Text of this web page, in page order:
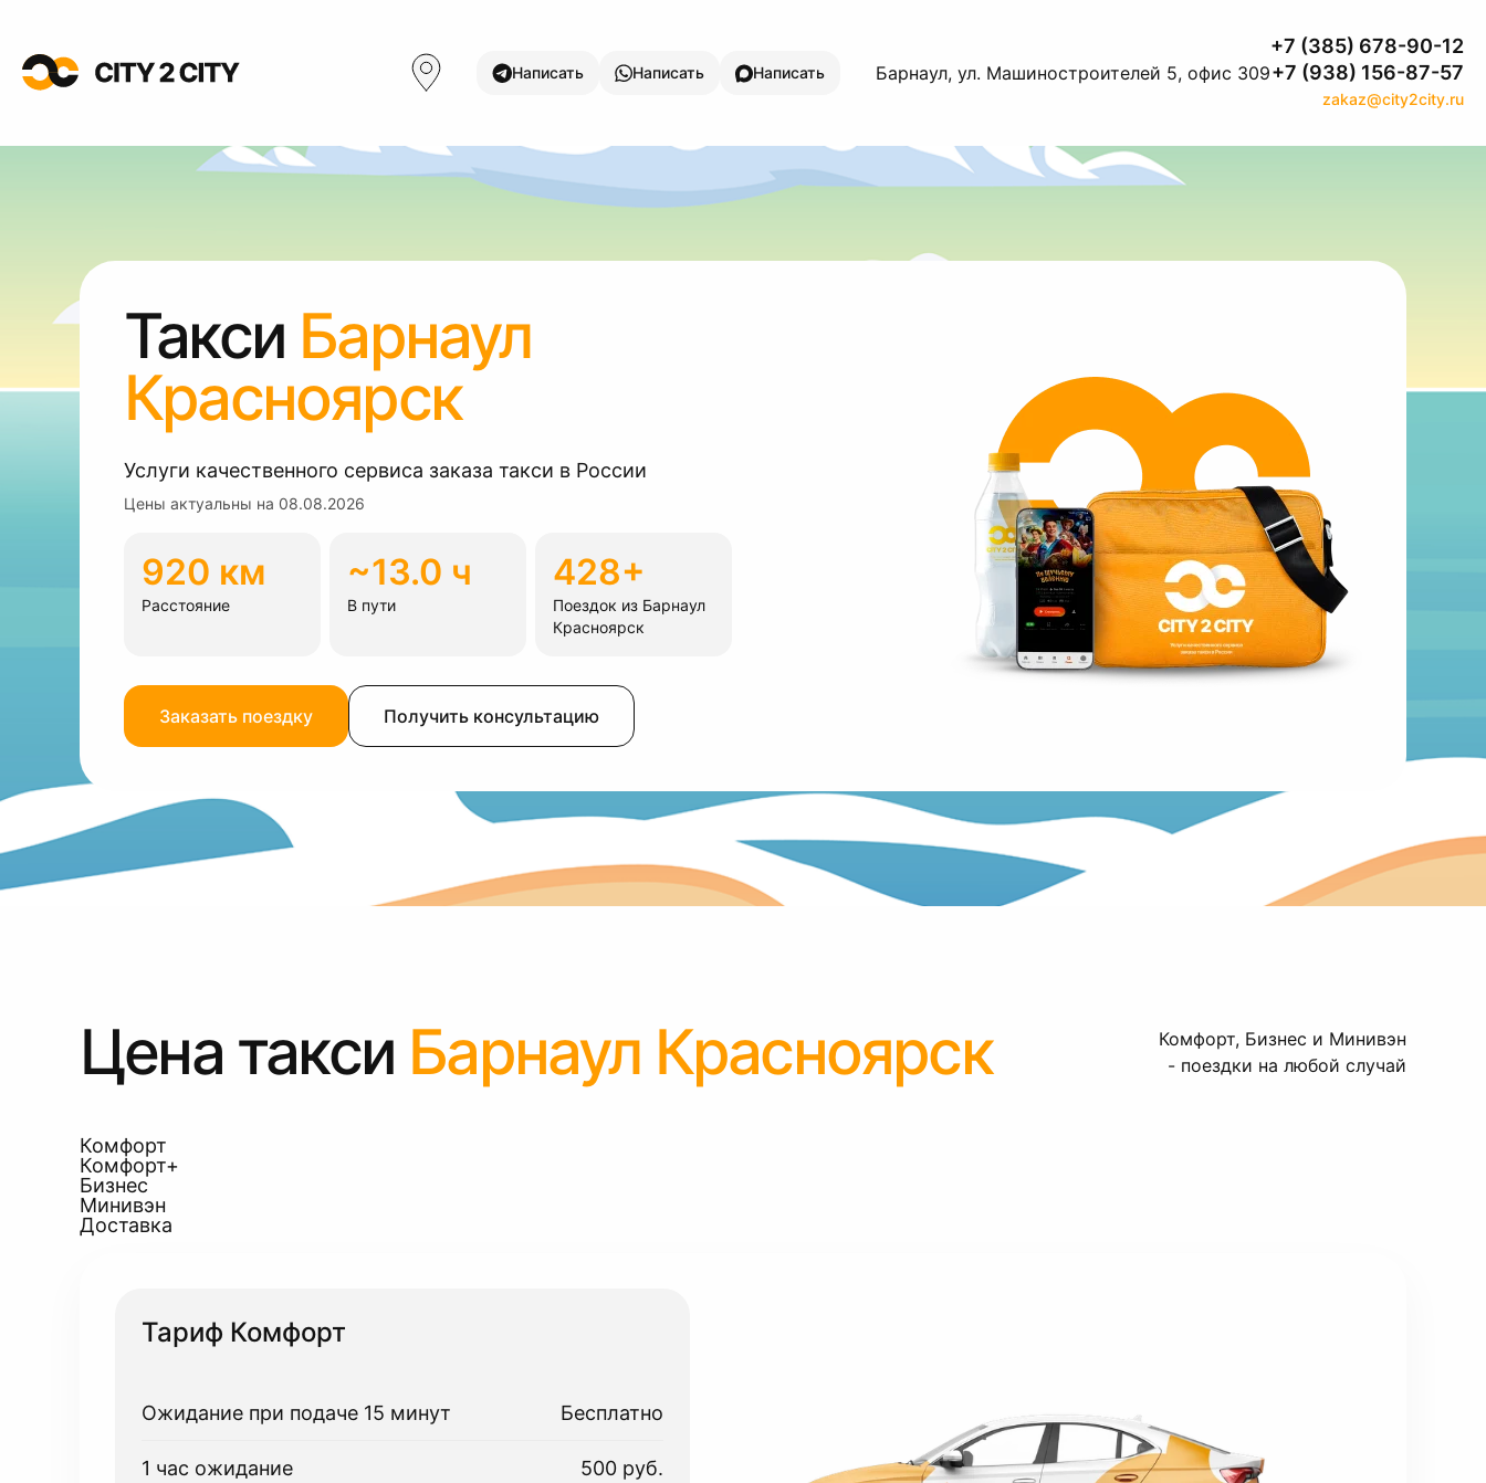
Написать Написать Написать Барнаул, ул. Машиностроителей 5, офис 309
+7 (385) 678-90-12
+7 (938) 156-87-57
zakaz@city2city.ru
Такси Барнаул
Красноярск
Услуги качественного сервиса заказа такси в России
Цены актуальны на 08.08.2026
920 км
Расстояние
~13.0 ч
В пути
428+
Поездок из Барнаул
Красноярск
Заказать поездку Получить консультацию
Цена такси Барнаул Красноярск
Комфорт, Бизнес и Минивэн
- поездки на любой случай
Комфорт
Комфорт+
Бизнес
Минивэн
Доставка
Тариф Комфорт
Ожидание при подаче 15 минут Бесплатно
1 час ожидание 500 руб.